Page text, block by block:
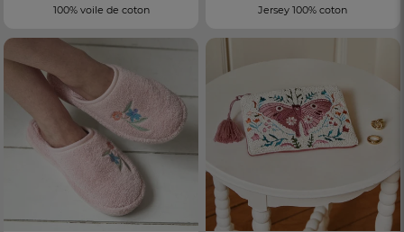
100% voile de coton
Jersey 100% coton